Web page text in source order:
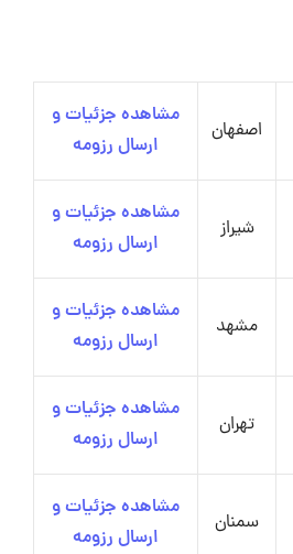
اصفهان
مشاهده جزئیات و
ارسال رزومه
شیراز
مشاهده جزئیات و
ارسال رزومه
مشهد
مشاهده جزئیات و
ارسال رزومه
تهران
مشاهده جزئیات و
ارسال رزومه
سمنان
مشاهده جزئیات و
ارسال رزومه